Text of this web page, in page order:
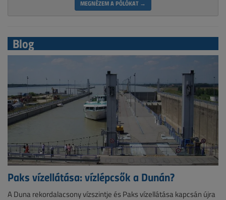
MEGNÉZEM A PÓLÓKAT →
Blog
Paks vízellátása: vízlépcsők a Dunán?
A Duna rekordalacsony vízszintje és Paks vízellátása kapcsán újra